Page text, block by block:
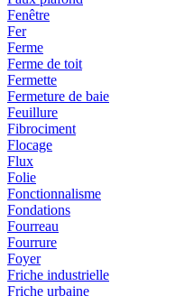
Fenêtre
Fer
Ferme
Ferme de toit
Fermette
Fermeture de baie
Feuillure
Fibrociment
Flocage
Flux
Folie
Fonctionnalisme
Fondations
Fourreau
Fourrure
Foyer
Friche industrielle
Friche urbaine